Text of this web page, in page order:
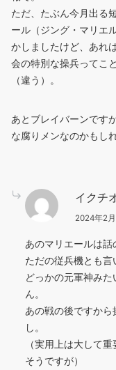
ただ、たぶん今月出る
ール（ジング・マリエ
かしましたけど、あれ
会の特別な操兵ってこ
（違う）。
あとブレイバーンです
な腐りメンなのかもし
イクチ
2024年2
あのマリエールは話
ただの従兵機とも言
どっかの元軍神み
ん。
あの戦の後ですか
し。
（実用上は大して
そうですが）